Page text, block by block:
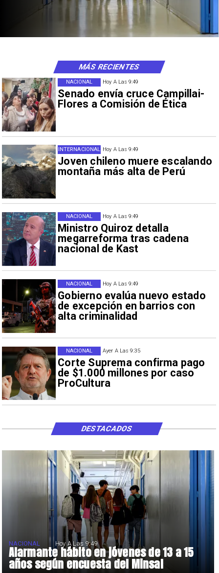
Hoy A Las 9:49
Senado envía cruce Campillai-
Flores a Comisión de Ética
NACIONAL
Hoy A Las 9:49
Joven chileno muere escalando
montaña más alta de Perú
INTERNACIONAL
Hoy A Las 9:49
Ministro Quiroz detalla
megarreforma tras cadena
nacional de Kast
NACIONAL
Hoy A Las 9:49
Gobierno evalúa nuevo estado
de excepción en barrios con
alta criminalidad
NACIONAL
Ayer A Las 9:35
Corte Suprema confirma pago
de $1.000 millones por caso
ProCultura
NACIONAL
MÁS RECIENTES
Alarmante hábito en jóvenes de 13 a 15
años según encuesta del Minsal
NACIONAL Hoy A Las 9:49
DESTACADOS